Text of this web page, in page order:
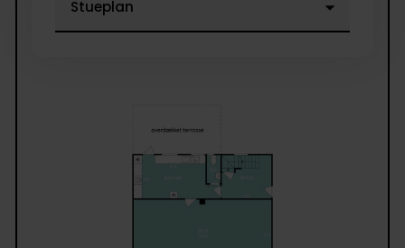
skiftet i nyere tid, ligesom der er skiftet til
lagt nye fliser for ca. 7 år siden. Haven er perfekt til